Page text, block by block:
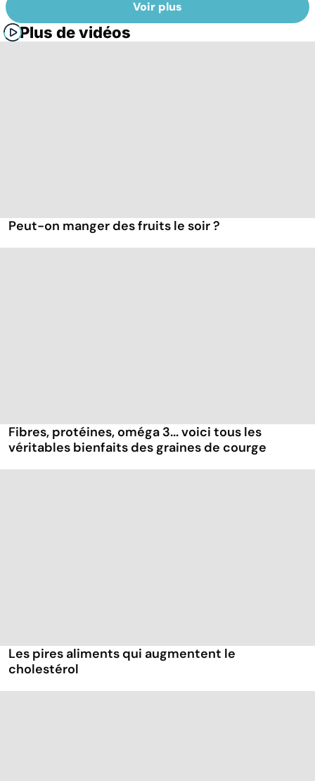
Voir plus
Plus de vidéos
Peut-on manger des fruits le soir ?
Fibres, protéines, oméga 3... voici tous les
véritables bienfaits des graines de courge
Les pires aliments qui augmentent le
cholestérol